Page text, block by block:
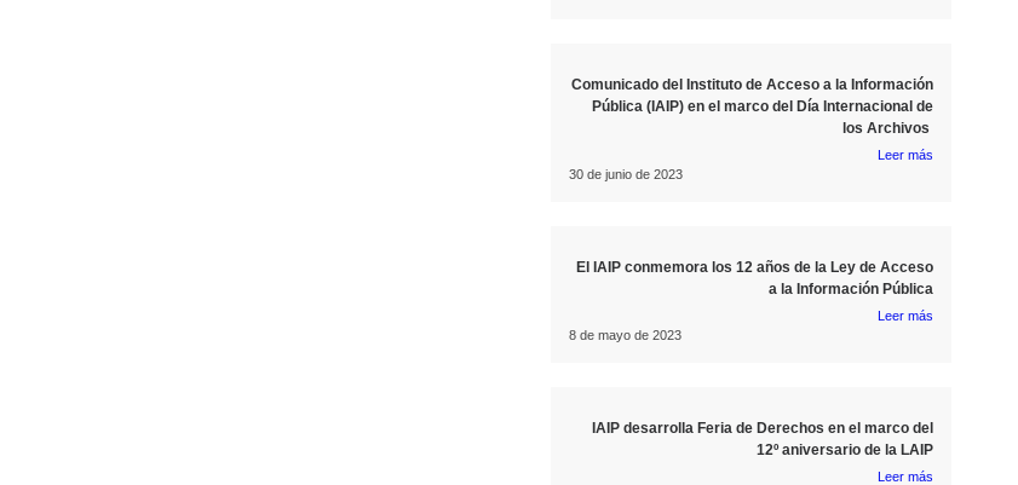
Comunicado del Instituto de Acceso a la Información
Pública (IAIP) en el marco del Día Internacional de
los Archivos
Leer más
30 de junio de 2023
El IAIP conmemora los 12 años de la Ley de Acceso
a la Información Pública
Leer más
8 de mayo de 2023
IAIP desarrolla Feria de Derechos en el marco del
12º aniversario de la LAIP
Leer más